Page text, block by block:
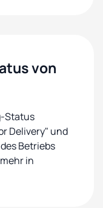
von
Status
Delivery" und
Betriebs
in